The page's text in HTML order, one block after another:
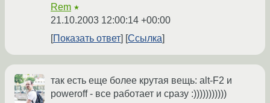
Rem ★
21.10.2003 12:00:14 +00:00
Показать ответ
Ссылка
так есть еще более крутая вещь: alt-F2 и
poweroff - все работает и сразу :)))))))))))